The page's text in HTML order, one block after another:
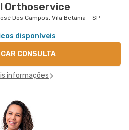
Orthoservice
Dos Campos, Vila Betânia - SP
disponíveis
CONSULTA
informações